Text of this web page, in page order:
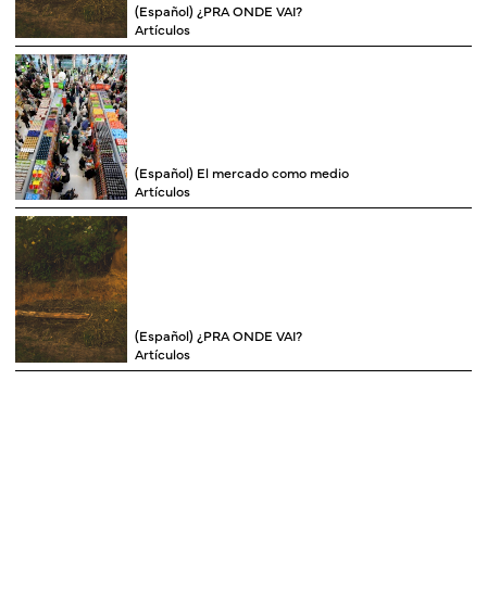
(Español) ¿PRA ONDE VAI?
Artículos
(Español) El mercado como medio
Artículos
(Español) ¿PRA ONDE VAI?
Artículos